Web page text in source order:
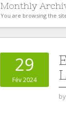
Monthly
You are browsing the
29
Fév 2024
by